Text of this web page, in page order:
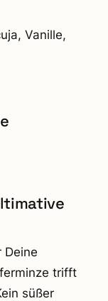
Vanille,
Deine
trifft
süßer